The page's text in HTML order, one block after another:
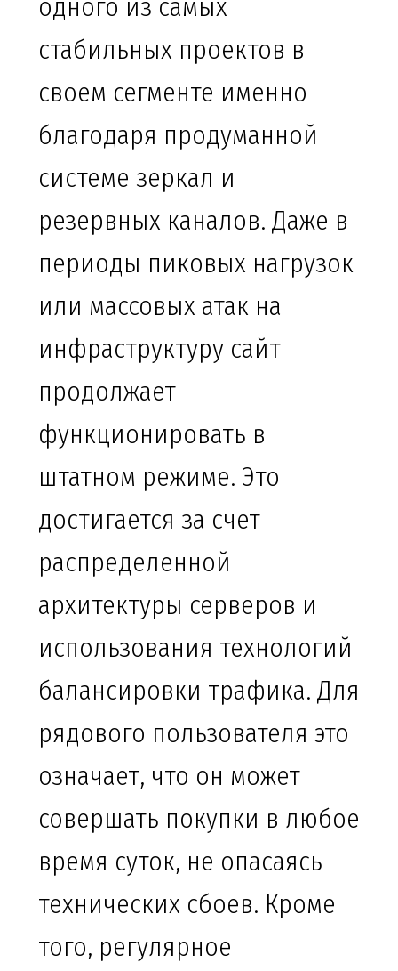
одного из самых
стабильных проектов в
своем сегменте именно
благодаря продуманной
системе зеркал и
резервных каналов. Даже в
периоды пиковых нагрузок
или массовых атак на
инфраструктуру сайт
продолжает
функционировать в
штатном режиме. Это
достигается за счет
распределенной
архитектуры серверов и
использования технологий
балансировки трафика. Для
рядового пользователя это
означает, что он может
совершать покупки в любое
время суток, не опасаясь
технических сбоев. Кроме
того, регулярное